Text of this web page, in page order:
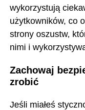
wykorzystują
użytkowników, co
strony oszustw,
nimi i
Zachowaj
zrobić
Jeśli miałeś